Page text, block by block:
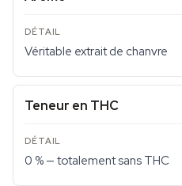
Véritable extrait de chanvre
Teneur en THC
0 % — totalement sans THC